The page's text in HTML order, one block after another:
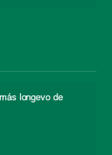
longevo de